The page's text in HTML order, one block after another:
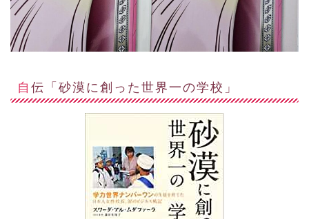
自伝「砂漠に創った世界一の学校」